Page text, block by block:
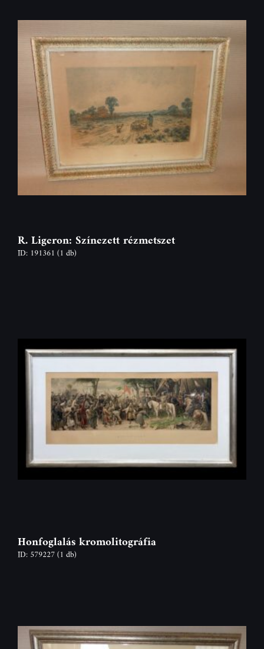
R. Ligeron: Színezett rézmetszet
ID: 191361 (1 db)
Honfoglalás kromolitográfia
ID: 579227(1 db)